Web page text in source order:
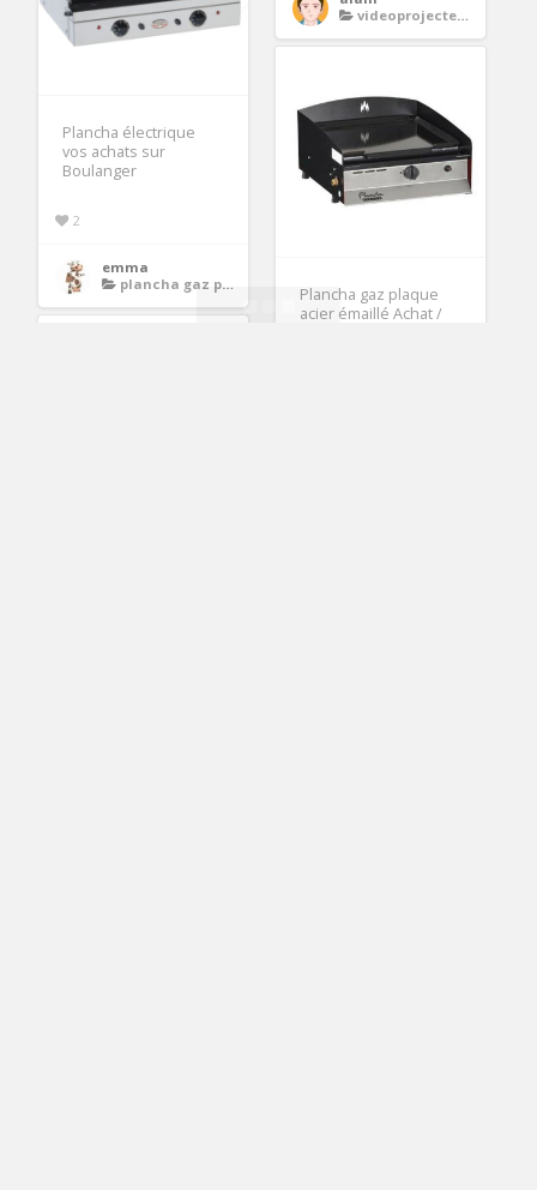
videoprojecteurs home cinema
Plancha électrique
vos achats sur
Boulanger
2
emma
plancha gaz plaque acier emaille
Plancha gaz plaque
acier émaillé Achat /